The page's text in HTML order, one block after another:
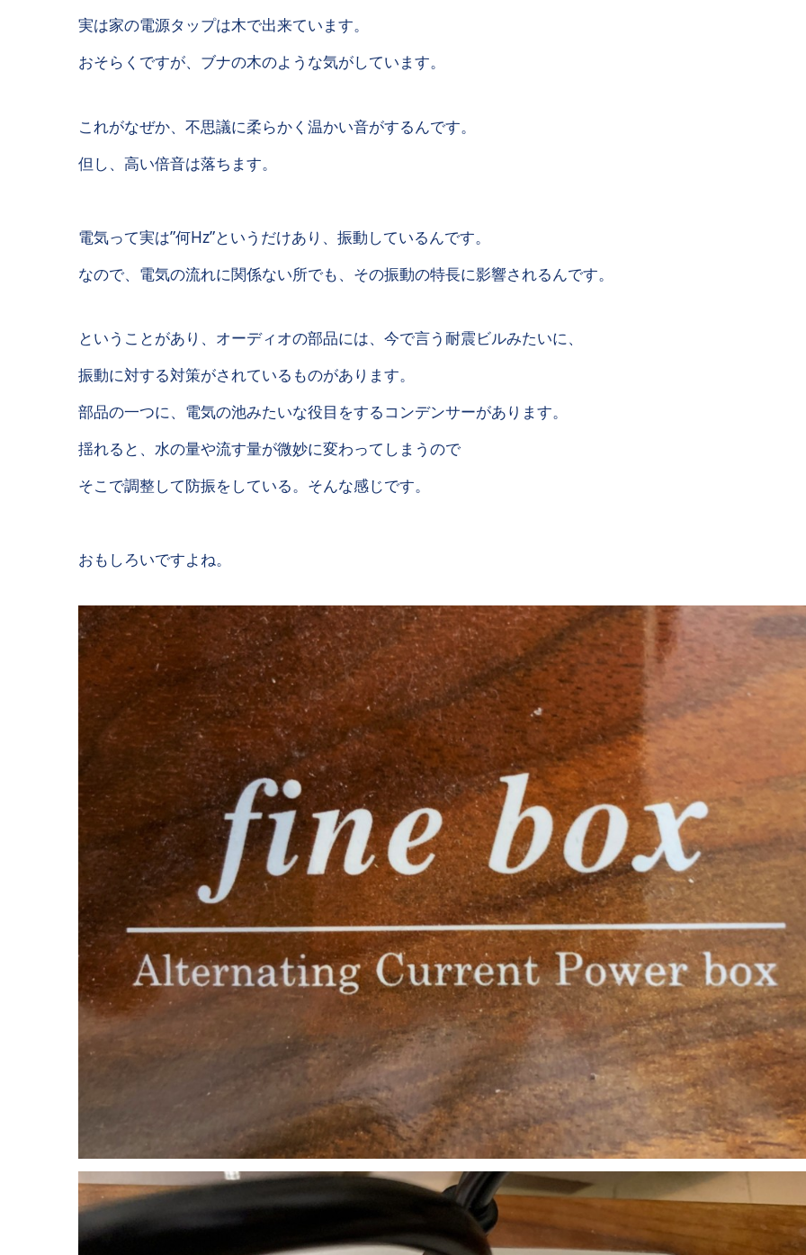
実は家の電源タップは木で出来ています。
おそらくですが、ブナの木のような気がしています。
これがなぜか、不思議に柔らかく温かい音がするんです。
但し、高い倍音は落ちます。
電気って実は”何Hz”というだけあり、振動しているんです。
なので、電気の流れに関係ない所でも、その振動の特長に影響されるんです。
ということがあり、オーディオの部品には、今で言う耐震ビルみたいに、
振動に対する対策がされているものがあります。
部品の一つに、電気の池みたいな役目をするコンデンサーがあります。
揺れると、水の量や流す量が微妙に変わってしまうので
そこで調整して防振をしている。そんな感じです。
おもしろいですよね。